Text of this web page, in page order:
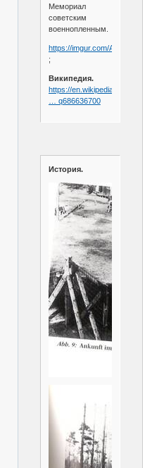
Мемориал
советским
военнопленным.
https://imgur.com/AZKKGMT
;
Википедия.
https://en.wikipedia.org/wiki/
… q686636700
История.